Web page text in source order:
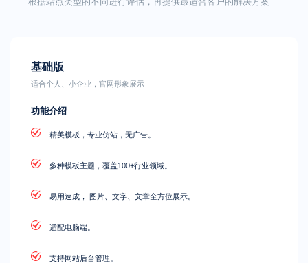
基础版
适合个人、小企业，官网形象展示
功能介绍
精美模板，专业仿站，无广告。
多种模板主题，覆盖100+行业领域。
易用速成， 图片、文字、文章全方位展示。
适配电脑端。
支持网站后台管理。